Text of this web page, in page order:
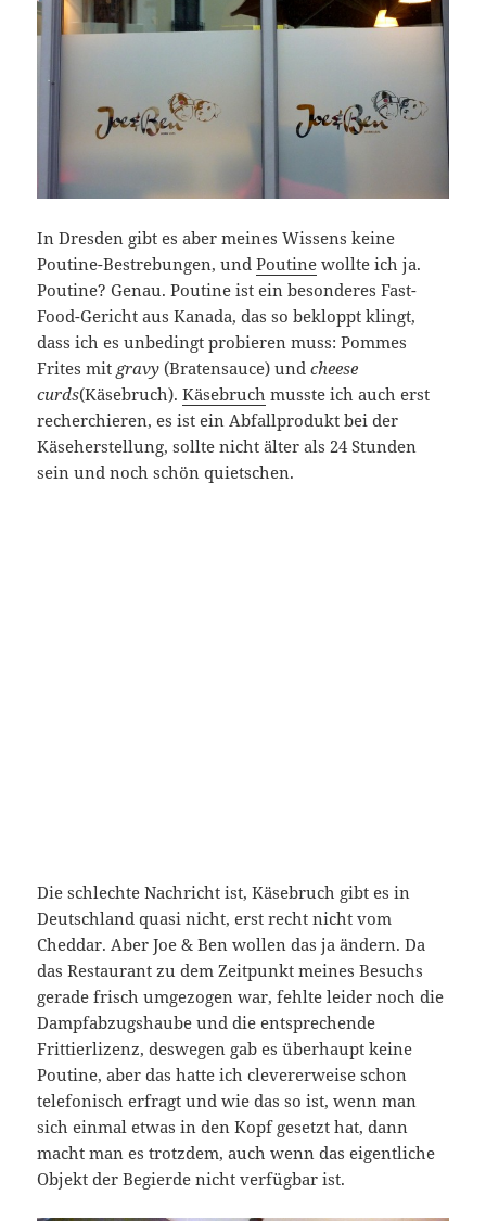
In Dresden gibt es aber meines Wissens keine
Poutine-Bestrebungen, undPoutine wollte ich ja.
Poutine? Genau. Poutine ist ein besonderes Fast-
Food-Gericht aus Kanada, das so bekloppt klingt,
dass ich es unbedingt probieren muss: Pommes
Frites mit gravy (Bratensauce) undcheese
curds(Käsebruch).Käsebruch musste ich auch erst
recherchieren, es ist ein Abfallprodukt bei der
Käseherstellung, sollte nicht älter als 24 Stunden
sein und noch schön quietschen.
Die schlechte Nachricht ist, Käsebruch gibt es in
Deutschland quasi nicht, erst recht nicht vom
Cheddar. Aber Joe & Ben wollen das ja ändern. Da
das Restaurant zu dem Zeitpunkt meines Besuchs
gerade frisch umgezogen war, fehlte leider noch die
Dampfabzugshaube und die entsprechende
Frittierlizenz, deswegen gab es überhaupt keine
Poutine, aber das hatte ich clevererweise schon
telefonisch erfragt und wie das so ist, wenn man
sich einmal etwas in den Kopf gesetzt hat, dann
macht man es trotzdem, auch wenn das eigentliche
Objekt der Begierde nicht verfügbar ist.